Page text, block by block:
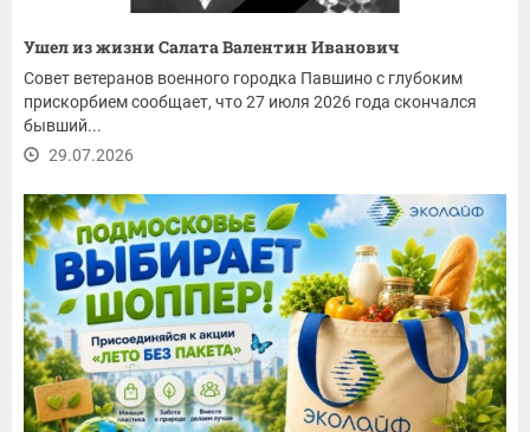
Ушел из жизни Салата Валентин Иванович
Совет ветеранов военного городка Павшино с глубоким
прискорбием сообщает, что 27 июля 2026 года скончался
бывший...
29.07.2026